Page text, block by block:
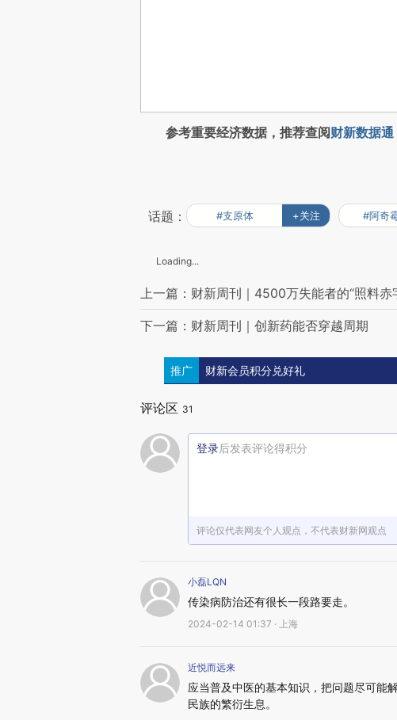
参考重要经济数据，推荐查阅财新数据通
话题： #支原体 +关注 #阿奇
Loading...
上一篇：财新周刊｜4500万失能者的“照料赤
下一篇：财新周刊｜创新药能否穿越周期
推广 财新会员积分兑好礼
评论区 31
登录后发表评论得积分
评论仅代表网友个人观点，不代表财新网观点
小磊LQN
传染病防治还有很长一段路要走。
2024-02-14 01:37 · 上海
近悦而远来
应当普及中医的基本知识，把问题尽可能
民族的繁衍生息。